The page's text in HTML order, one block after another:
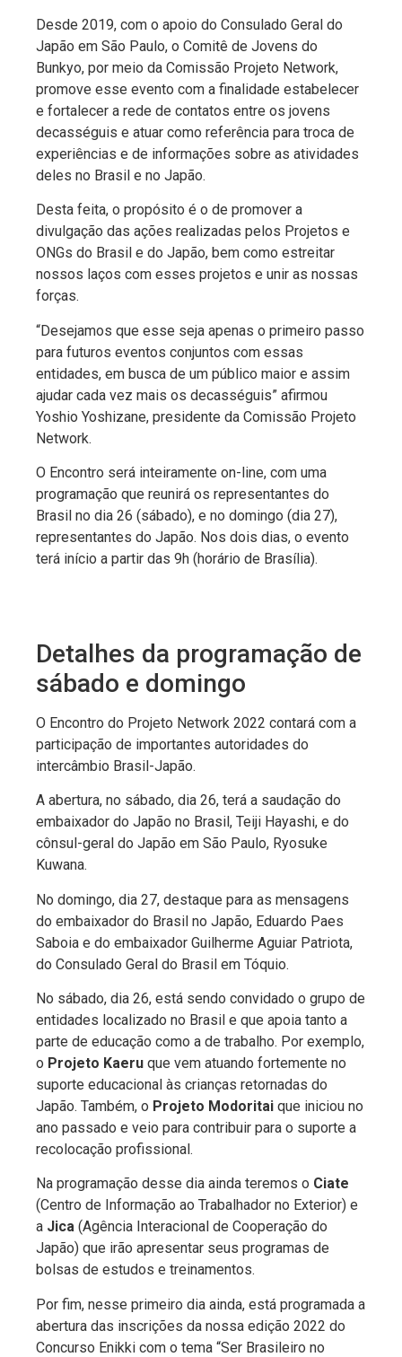
Desde 2019, com o apoio do Consulado Geral do
Japão em São Paulo, o Comitê de Jovens do
Bunkyo, por meio da Comissão Projeto Network,
promove esse evento com a finalidade estabelecer
e fortalecer a rede de contatos entre os jovens
decasséguis e atuar como referência para troca de
experiências e de informações sobre as atividades
deles no Brasil e no Japão.
Desta feita, o propósito é o de promover a
divulgação das ações realizadas pelos Projetos e
ONGs do Brasil e do Japão, bem como estreitar
nossos laços com esses projetos e unir as nossas
forças.
“Desejamos que esse seja apenas o primeiro passo
para futuros eventos conjuntos com essas
entidades, em busca de um público maior e assim
ajudar cada vez mais os decasséguis” afirmou
Yoshio Yoshizane, presidente da Comissão Projeto
Network.
O Encontro será inteiramente on-line, com uma
programação que reunirá os representantes do
Brasil no dia 26 (sábado), e no domingo (dia 27),
representantes do Japão. Nos dois dias, o evento
terá início a partir das 9h (horário de Brasília).
Detalhes da programação de
sábado e domingo
O Encontro do Projeto Network 2022 contará com a
participação de importantes autoridades do
intercâmbio Brasil-Japão.
A abertura, no sábado, dia 26, terá a saudação do
embaixador do Japão no Brasil, Teiji Hayashi, e do
cônsul-geral do Japão em São Paulo, Ryosuke
Kuwana.
No domingo, dia 27, destaque para as mensagens
do embaixador do Brasil no Japão, Eduardo Paes
Saboia e do embaixador Guilherme Aguiar Patriota,
do Consulado Geral do Brasil em Tóquio.
No sábado, dia 26, está sendo convidado o grupo de
entidades localizado no Brasil e que apoia tanto a
parte de educação como a de trabalho. Por exemplo,
o Projeto Kaeru que vem atuando fortemente no
suporte educacional às crianças retornadas do
Japão. Também, o Projeto Modoritai que iniciou no
ano passado e veio para contribuir para o suporte a
recolocação profissional.
Na programação desse dia ainda teremos o Ciate
(Centro de Informação ao Trabalhador no Exterior) e
a Jica (Agência Interacional de Cooperação do
Japão) que irão apresentar seus programas de
bolsas de estudos e treinamentos.
Por fim, nesse primeiro dia ainda, está programada a
abertura das inscrições da nossa edição 2022 do
Concurso Enikki com o tema “Ser Brasileiro no